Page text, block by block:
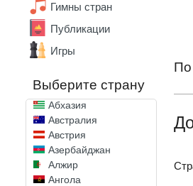
Гимны стран
Публикации
Игры
Выберите страну
Абхазия
Австралия
Австрия
Азербайджан
Алжир
Ангола
По